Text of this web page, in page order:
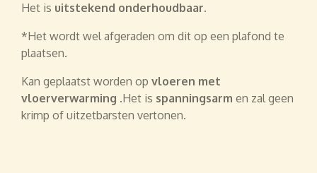
Het is uitstekend onderhoudbaar.
*Het wordt wel afgeraden om dit op een plafond te
plaatsen.
Kan geplaatst worden op vloeren met
vloerverwarming .Het is spanningsarm en zal geen
krimp of uitzetbarsten vertonen.